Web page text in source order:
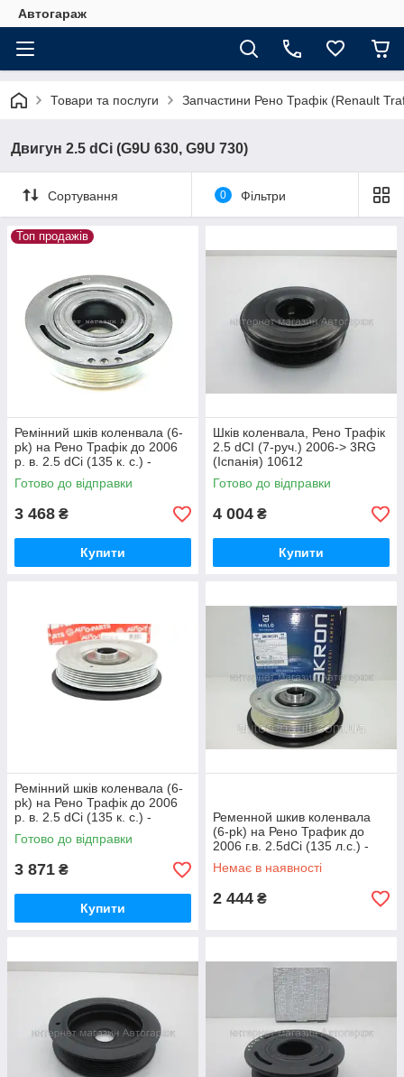
Автогараж
Товари та послуги Запчастини Рено Трафік (Renault
Двигун 2.5 dCi (G9U 630, G9U 730)
Сортування 0 Фільтри
Топ продажів
Ремінний шків коленвала (6-
pk) на Рено Трафік до 2006
р. в. 2.5 dCi (135 к. с.) -
METALCAUCHO (Іспанія) -
Готово до відправки
3 468 ₴
Купити
Шків коленвала, Рено Трафік
2.5 dCI (7-руч.) 2006-> 3RG
(Іспанія) 10612
Готово до відправки
4 004 ₴
Купити
Ремінний шків коленвала (6-
pk) на Рено Трафік до 2006
р. в. 2.5 dCi (135 к. с.) -
AUTLOG(Німеччина) RT1619
Готово до відправки
3 871 ₴
Купити
Ременной шкив коленвала
(6-pk) на Рено Трафик до
2006 г.в. 2.5dCi (135 л.с.) -
Malo-AKRON (Италия)
658032
Немає в наявності
2 444 ₴